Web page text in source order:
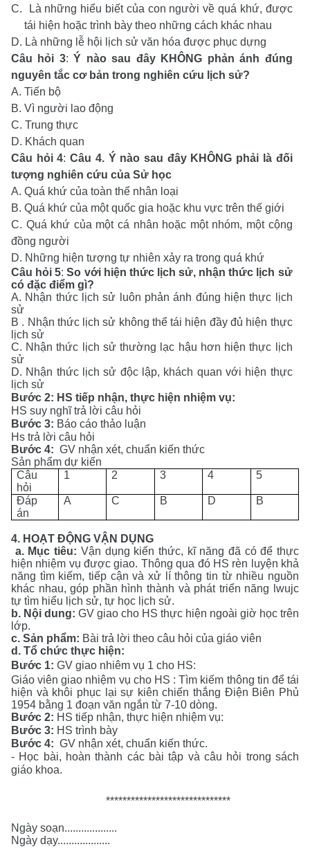
C.
Là những hiểu biết của con người về quá khứ, được
tái hiện hoặc trình bày theo những cách khác nhau
D. Là những lễ hội lịch sử văn hóa được phục dựng
Câu hỏi 3: Ý nào sau đây KHÔNG phản ánh đúng
nguyên tắc cơ bản trong nghiên cứu lịch sử?
A. Tiến bộ
B. Vì người lao động
C. Trung thực
D. Khách quan
Câu hỏi 4: Câu 4. Ý nào sau đây KHÔNG phải là đối
tượng nghiên cứu của Sử học
A. Quá khứ của toàn thể nhân loại
B. Quá khứ của một quốc gia hoặc khu vực trên thế giới
C. Quá khứ của một cá nhân hoặc một nhóm, một cộng
đồng người
D. Những hiện tượng tự nhiên xảy ra trong quá khứ
Câu hỏi5:So với hiện thức lịch sử, nhận thức lịch sử
có đặc điểm gì?
A. Nhận thức lịch sử luôn phản ánh đúng hiện thực lịch
sử
B . Nhận thức lịch sử không thể tái hiện đầy đủ hiện thực
lịch sử
C. Nhận thức lịch sử thường lạc hậu hơn hiện thực lịch
sử
D. Nhận thức lịch sử độc lập, khách quan với hiện thực
lịch sử
Bước 2: HS tiếp nhận, thực hiện nhiệm vụ:
HS suy nghĩ trả lời câu hỏi
Bước 3: Báo cáo thảo luận
Hs trả lời câu hỏi
Bước 4: GV nhận xét, chuẩn kiến thức
Sản phẩm dự kiến
Câu
hỏi
1 2 3 4 5
Đáp
án
A C B D B
4. HOẠT ĐỘNG VẬN DỤNG
a. Mục tiêu: Vận dụng kiến thức, kĩ năng đã có để thực
hiện nhiệm vụ được giao. Thông qua đó HS rèn luyện khả
năng tìm kiếm, tiếp cận và xử lí thông tin từ nhiều nguồn
khác nhau, góp phần hình thành và phát triển năng lwujc
tự tìm hiểu lịch sử, tự học lịch sử.
b. Nội dung: GV giao cho HS thực hiện ngoài giờ học trên
lớp.
c. Sản phẩm: Bài trả lời theo câu hỏi của giáo viên
d. Tổ chức thực hiện:
Bước 1: GV giao nhiêm vụ 1 cho HS:
Giáo viên giao nhiệm vụ cho HS : Tìm kiếm thông tin để tái
hiện và khôi phục lại sự kiên chiến thắng Điện Biên Phủ
1954 bằng 1 đoạn văn ngắn từ 7-10 dòng.
Bước 2: HS tiếp nhận, thực hiện nhiệm vụ:
Bước 3: HS trình bày
Bước 4: GV nhận xét, chuẩn kiến thức.
- Học bài, hoàn thành các bài tập và câu hỏi trong sách
giáo khoa.
******************************
Ngày soạn...................
Ngày dạy...................